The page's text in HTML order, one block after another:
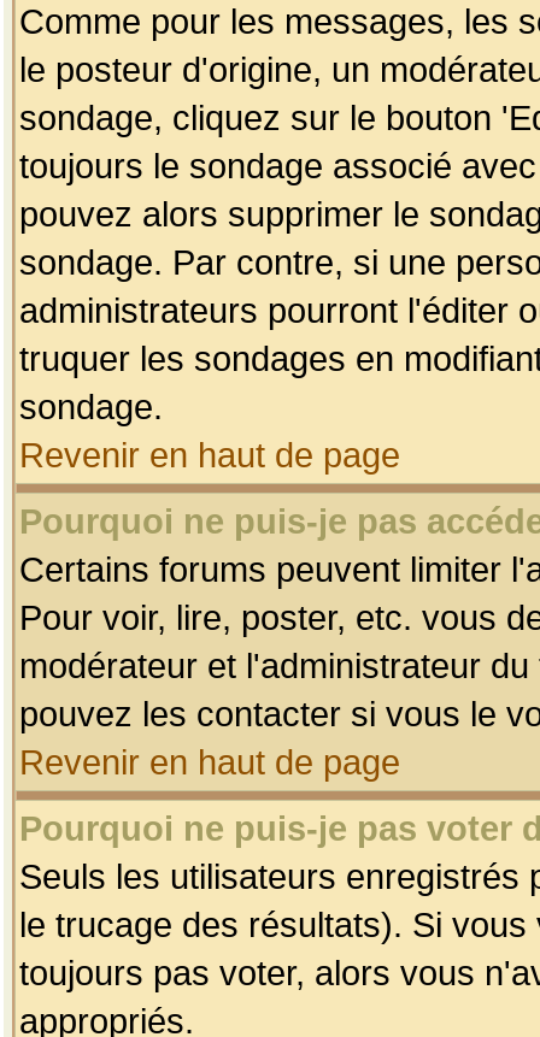
Comme pour les messages, les
le posteur d'origine, un
sondage, cliquez sur le bouton
toujours le sondage associé
pouvez alors supprimer le
sondage. Par contre, si une
administrateurs pourront l'éditer
truquer les sondages en
sondage.
Revenir en haut de page
Pourquoi ne puis-je pas
Certains forums peuvent limiter
Pour voir, lire, poster, etc. vous
modérateur et l'administrateur
pouvez les contacter si vous le
Revenir en haut de page
Pourquoi ne puis-je pas voter
Seuls les utilisateurs enregistrés
le trucage des résultats). Si
toujours pas voter, alors vous
appropriés.